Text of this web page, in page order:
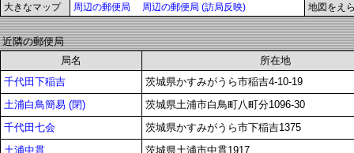
大きなマップ 周辺の郵便局 周辺の郵便局 (訪局反映) 地図をえ
近隣の郵便局
局名
所在地
千代田下稲吉
茨城県かすみがうら市稲吉4-10-19
土浦白鳥簡易 (閉)
茨城県土浦市白鳥町八町分1096-30
千代田七会
茨城県かすみがうら市下稲吉1375
土浦中貫
茨城県土浦市中貫1917